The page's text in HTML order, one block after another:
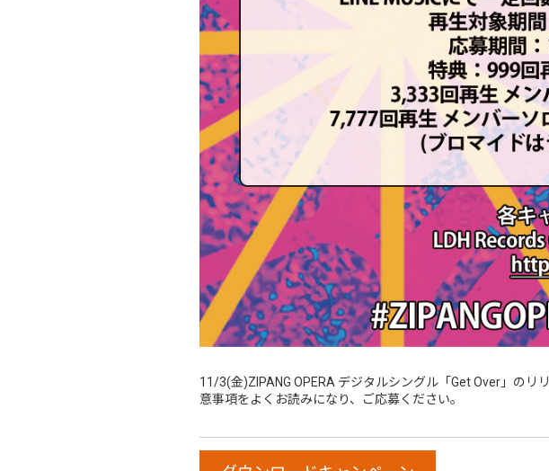
11/3(金)ZIPANG OPERA デジタルシングル「Get Over」の
意事項をよくお読みになり、ご応募ください。